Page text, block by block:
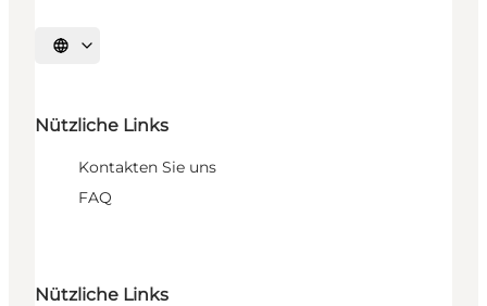
Sprache auswählen
Nützliche Links
Kontakten Sie uns
FAQ
Nützliche Links